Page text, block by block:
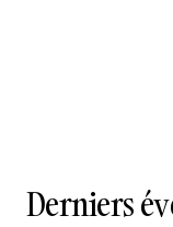
Derniers